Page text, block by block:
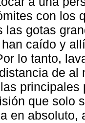
con los
las gotas
caído y
lo tanto,
de al
que solo
en absoluto,